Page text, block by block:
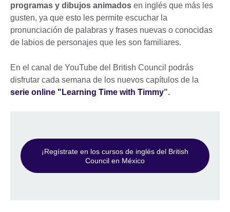
programas y dibujos animados en inglés que más les
gusten, ya que esto les permite escuchar la
pronunciación de palabras y frases nuevas o conocidas
de labios de personajes que les son familiares.
En el canal de YouTube del British Council podrás
disfrutar cada semana de los nuevos capítulos de la
serie online "Learning Time with Timmy".
¡Regístrate en los cursos de inglés del British
Council en México